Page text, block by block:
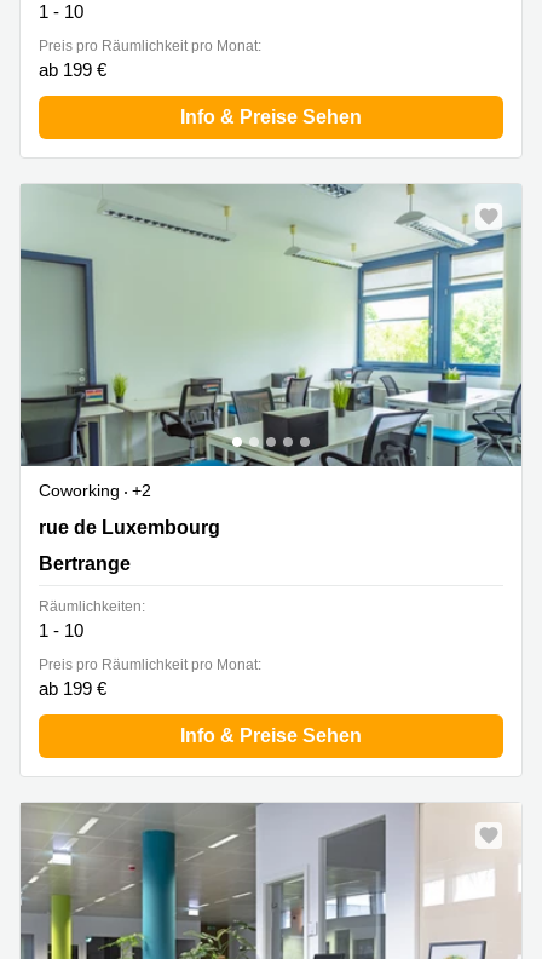
1 - 10
Preis pro Räumlichkeit pro Monat:
ab 199 €
Info & Preise Sehen
Coworking
+2
55 rue de Luxembourg, Bertrange
rue de Luxembourg
Bertrange
Räumlichkeiten:
1 - 10
Preis pro Räumlichkeit pro Monat:
ab 199 €
Info & Preise Sehen